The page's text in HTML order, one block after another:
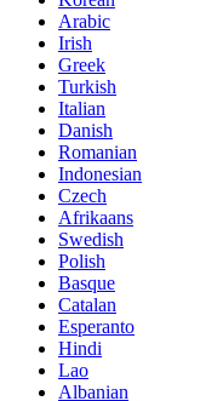
Arabic
Irish
Greek
Turkish
Italian
Danish
Romanian
Indonesian
Czech
Afrikaans
Swedish
Polish
Basque
Catalan
Esperanto
Hindi
Lao
Albanian